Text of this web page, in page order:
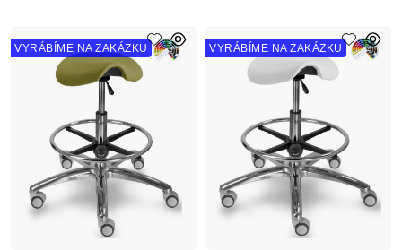
VYRÁBÍME NA ZAKÁZKU VYRÁBÍME NA ZAKÁZKU